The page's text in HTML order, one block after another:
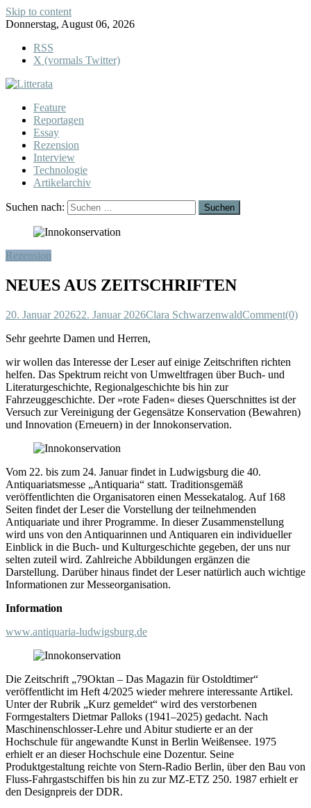
Skip to content
Donnerstag, August 06, 2026
RSS
X (vormals Twitter)
Feature
Reportagen
Essay
Rezension
Interview
Technologie
Artikelarchiv
Suchen nach:
Rezension
NEUES AUS ZEITSCHRIFTEN
20. Januar 202622. Januar 2026Clara SchwarzenwaldComment(0)
Sehr geehrte Damen und Herren,
wir wollen das Interesse der Leser auf einige Zeitschriften richten
helfen. Das Spektrum reicht von Umweltfragen über Buch- und
Literaturgeschichte, Regionalgeschichte bis hin zur
Fahrzeuggeschichte. Der »rote Faden« dieses Querschnittes ist der
Versuch zur Vereinigung der Gegensätze Konservation (Bewahren)
und Innovation (Erneuern) in der Innokonservation.
Vom 22. bis zum 24. Januar findet in Ludwigsburg die 40.
Antiquariatsmesse „Antiquaria“ statt. Traditionsgemäß
veröffentlichten die Organisatoren einen Messekatalog. Auf 168
Seiten findet der Leser die Vorstellung der teilnehmenden
Antiquariate und ihrer Programme. In dieser Zusammenstellung
wird uns von den Antiquarinnen und Antiquaren ein individueller
Einblick in die Buch- und Kulturgeschichte gegeben, der uns nur
selten zuteil wird. Zahlreiche Abbildungen ergänzen die
Darstellung. Darüber hinaus findet der Leser natürlich auch wichtige
Informationen zur Messeorganisation.
Information
www.antiquaria-ludwigsburg.de
Die Zeitschrift „79Oktan – Das Magazin für Ostoldtimer“
veröffentlicht im Heft 4/2025 wieder mehrere interessante Artikel.
Unter der Rubrik „Kurz gemeldet“ wird des verstorbenen
Formgestalters Dietmar Palloks (1941–2025) gedacht. Nach
Maschinenschlosser-Lehre und Abitur studierte er an der
Hochschule für angewandte Kunst in Berlin Weißensee. 1975
erhielt er an dieser Hochschule eine Dozentur. Seine
Produktgestaltung reichte von Stern-Radio Berlin, über den Bau von
Fluss-Fahrgastschiffen bis hin zu zur MZ-ETZ 250. 1987 erhielt er
den Designpreis der DDR.